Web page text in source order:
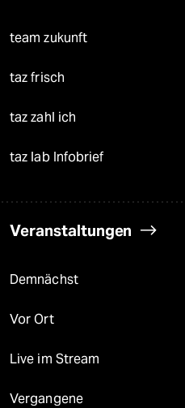
team zukunft
taz frisch
taz zahl ich
taz lab Infobrief
Veranstaltungen
Demnächst
Vor Ort
Live im Stream
Vergangene